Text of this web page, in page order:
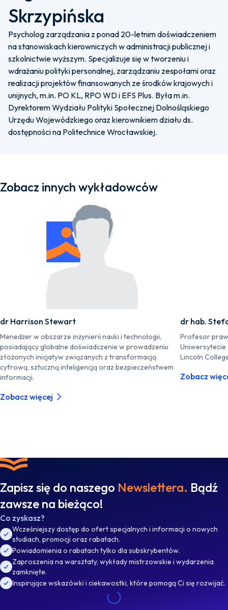
Skrzypińska
Psycholog zarządzania z ponad 20-letnim doświadczeniem
na stanowiskach kierowniczych w administracji publicznej i
szkolnictwie wyższym. Specjalizuje się w tworzeniu i
wdrażaniu polityki personalnej, zarządzaniu zespołami oraz
realizacji projektów finansowanych ze środków krajowych i
unijnych, m.in. PO KL, RPO WD i EFS Plus. Była m.in.
Dyrektorem Wydziału Polityki Społecznej Dolnośląskiego
Urzędu Wojewódzkiego oraz kierownikiem działu ds.
dostępności na Politechnice Wrocławskiej.
Zobacz innych wykładowców
dr Harrison Stewart
Menedżer w obszarze inżynierii nauki i technologii,
posiadający globalne doświadczenie w prowadzeniu
złożonych inicjatyw związanych z transformacją
cyfrową, sztuczną inteligencją oraz bezpieczeństwem
informacji.
Zobacz więcej
dr hab.
Profesor
Lincoln
Zobacz
Zapisz się do naszego Newslettera. Bądź
zawsze na bieżąco!
Co zyskasz?
Wcześniejszy dostęp do ofert specjalnych i informacji o nowych
studiach, promocji oraz rabatach.
Powiadomienia o rabatach tylko dla subskrybentów.
Zaproszenia na warsztaty, wykłady mistrzowskie i wydarzenia
zamknięte.
Inspirujące wskazówki i ciekawostki, które pomogą Ci się rozwijać.